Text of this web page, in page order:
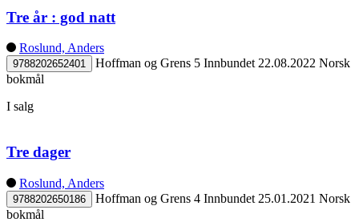
Tre år : god natt
Roslund, Anders
9788202652401 Hoffman og Grens 5 Innbundet 22.08.2022 Norsk
bokmål
I salg
Tre dager
Roslund, Anders
9788202650186 Hoffman og Grens 4 Innbundet 25.01.2021 Norsk
bokmål